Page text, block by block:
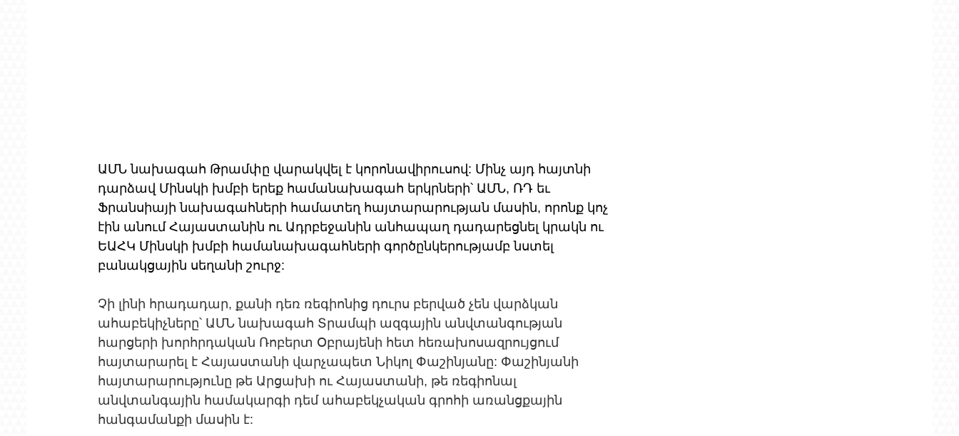
ԱՄՆ նախագահ Թրամփը վարակվել է կորոնավիրուսով: Մինչ այդ հայտնի
դարձավ Մինսկի խմբի երեք համանախագահ երկրների՝ ԱՄՆ, ՌԴ եւ
Ֆրանսիայի նախագահների համատեղ հայտարարության մասին, որոնք կոչ
էին անում Հայաստանին ու Ադրբեջանին անհապաղ դադարեցնել կրակն ու
ԵԱՀԿ Մինսկի խմբի համանախագահների գործընկերությամբ նստել
բանակցային սեղանի շուրջ:
Չի լինի հրադադար, քանի դեռ ռեգիոնից դուրս բերված չեն վարձկան
ահաբեկիչները՝ ԱՄՆ նախագահ Տրամպի ազգային անվտանգության
հարցերի խորհրդական Ռոբերտ Օբրայենի հետ հեռախոսազրույցում
հայտարարել է Հայաստանի վարչապետ Նիկոլ Փաշինյանը: Փաշինյանի
հայտարարությունը թե Արցախի ու Հայաստանի, թե ռեգիոնալ
անվտանգային համակարգի դեմ ահաբեկչական գրոհի առանցքային
հանգամանքի մասին է: